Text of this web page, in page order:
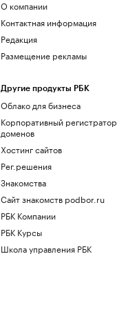
О компании
Контактная информация
Редакция
Размещение рекламы
Другие продукты РБК
Облако для бизнеса
Корпоративный регистратор
доменов
Хостинг сайтов
Рег.решения
Знакомства
Сайт знакомств podbor.ru
РБК Компании
РБК Курсы
Школа управления РБК